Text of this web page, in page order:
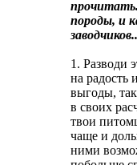
породы, и
1. Разводи
на радость
выгоды,
в своих
твои
чаще и
ними